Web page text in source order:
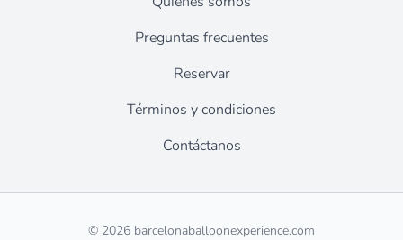
Preguntas frecuentes
Reservar
Términos y condiciones
Contáctanos
© 2026 barcelonaballoonexperience.com